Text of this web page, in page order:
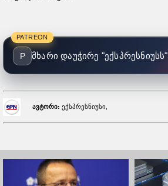
PATREON
P მხარი დაუჭირე "ექსპრესნიუსს"
ავტორი: ექსპრესნიუსი,